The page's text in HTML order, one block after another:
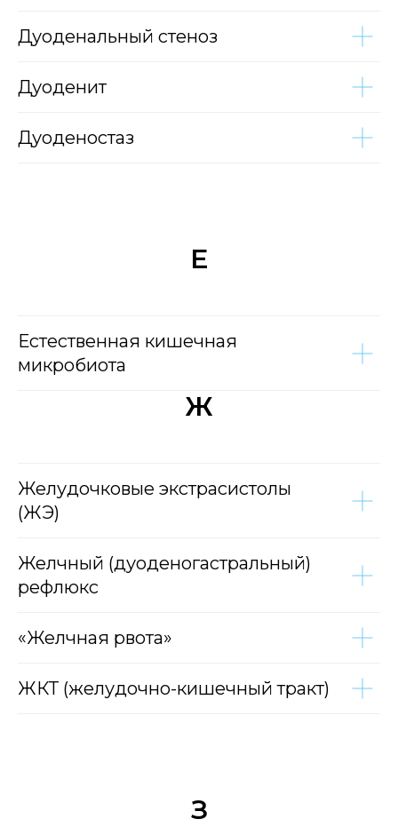
Дуоденальный стеноз
Дуоденит
Дуоденостаз
Е
Естественная кишечная
микробиота
Ж
Желудочковые экстрасистолы
(ЖЭ)
Желчный (дуоденогастральный)
рефлюкс
«Желчная рвота»
ЖКТ (желудочно-кишечный тракт)
З